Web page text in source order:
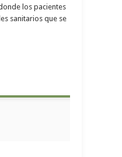
los pacientes
sanitarios que se